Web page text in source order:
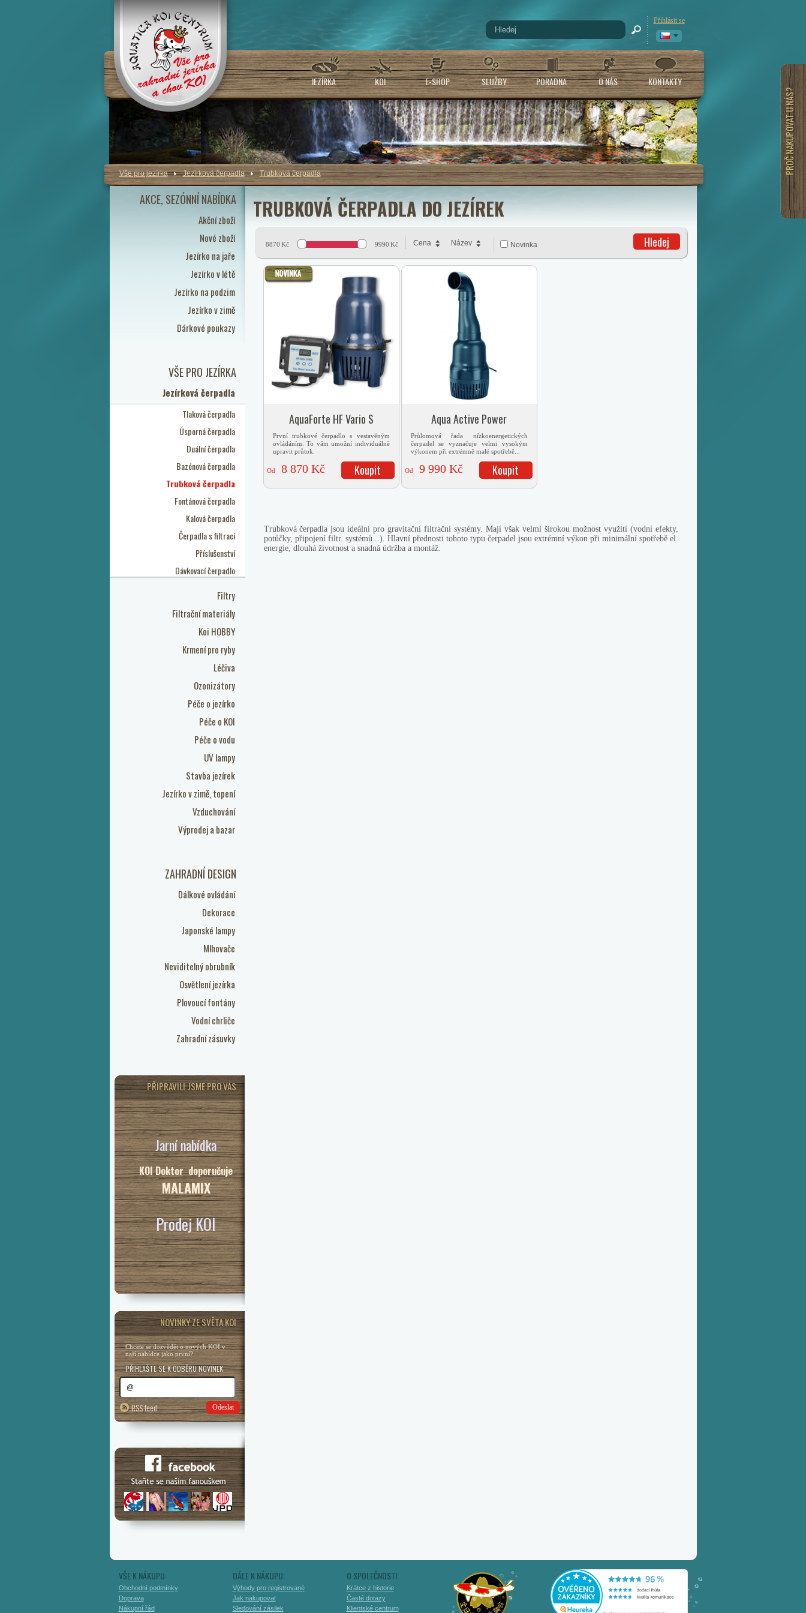
Přihlásit se
JEZÍRKA KOI E-SHOP SLUŽBY PORADNA O NÁS KONTAKTY
AKCE, SEZÓNNÍ NABÍDKA
Akční zboží
Nové zboží
Jezírko na jaře
Jezírko v létě
Jezírko na podzim
Jezírko v zimě
Dárkové poukazy
VŠE PRO JEZÍRKA
Jezírková čerpadla
Tlaková čerpadla
Úsporná čerpadla
Duální čerpadla
Bazénová čerpadla
Trubková čerpadla
Fontánová čerpadla
Kalová čerpadla
Čerpadla s filtrací
Příslušenství
Dávkovací čerpadlo
Filtry
Filtrační materiály
Koi HOBBY
Krmení pro ryby
Léčiva
Ozonizátory
Péče o jezírko
Péče o KOI
Péče o vodu
UV lampy
Stavba jezírek
Jezírko v zimě, topení
Vzduchování
Výprodej a bazar
ZAHRADNÍ DESIGN
Dálkové ovládání
Dekorace
Japonské lampy
Mlhovače
Neviditelný obrubník
Osvětlení jezírka
Plovoucí fontány
Vodní chrliče
Zahradní zásuvky
PROČ NAKUPOVAT U NÁS?
PŘIPRAVILI JSME PRO VÁS
Jarní nabídka
KOI Doktor doporučuje
MALAMIX
Prodej KOI
NOVINKY ZE SVĚTA KOI
Chcete se dozvědět o nových KOI v
naší nabídce jako první?
PŘIHLAŠTE SE K ODBĚRU NOVINEK
RSS feed Odeslat
TRUBKOVÁ ČERPADLA DO JEZÍREK
Vše pro jezírka Jezírková čerpadla Trubková čerpadla
8870 Kč 9990 Kč Cena Název Novinka Hledej
AquaForte HF Vario S
První trubkové čerpadlo s vestavěným
ovládáním. To vám umožní individuálně
upravit průtok.
Od 8 870 Kč Koupit
Aqua Active Power
Průlomová řada nízkoenergetických
čerpadel se vyznačuje velmi vysokým
výkonem při extrémně malé spotřebě...
Od 9 990 Kč Koupit
Trubková čerpadla jsou ideální pro gravitační filtrační systémy. Mají však velmi širokou možnost využití (vodní efekty,
potůčky, připojení filtr. systémů...). Hlavní přednosti tohoto typu čerpadel jsou extrémní výkon při minimální spotřebě el.
energie, dlouhá životnost a snadná údržba a montáž.
VŠE K NÁKUPU:
Obchodní podmínky
Doprava
Nákupní řád
DÁLE K NÁKUPU:
Výhody pro registrované
Jak nakupovat
Sledování zásilek
O SPOLEČNOSTI:
Krátce z historie
Časté dotazy
Klientské centrum